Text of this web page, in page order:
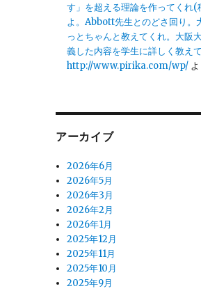
す」を超える理論を作ってくれ(
よ。Abbott先生とのどさ回り。
っとちゃんと教えてくれ。大阪
義した内容を学生に詳しく教え
http://www.pirika.com/wp/ よ
アーカイブ
2026年6月
2026年5月
2026年3月
2026年2月
2026年1月
2025年12月
2025年11月
2025年10月
2025年9月